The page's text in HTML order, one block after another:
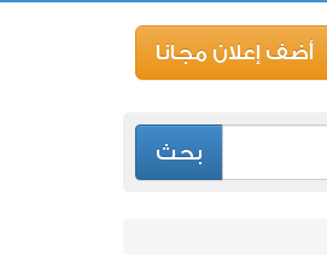
أضف إعلان مجانا
بحث